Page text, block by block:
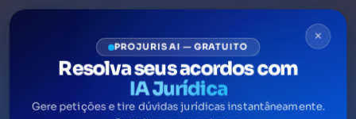
×
PROJURIS AI — GRATUITO
Resolva seus acordos com
IA Jurídica
Gere petições e tire dúvidas jurídicas instantâneamente.